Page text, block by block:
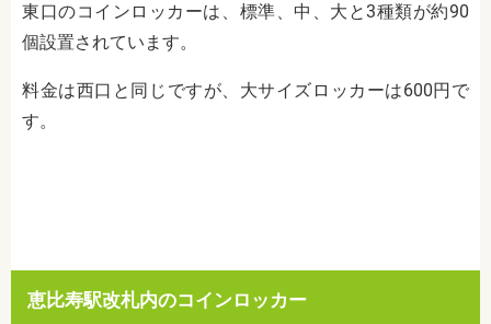
東口のコインロッカーは、標準、中、大と3種類が約90
個設置されています。
料金は西口と同じですが、大サイズロッカーは600円で
す。
恵比寿駅改札内のコインロッカー